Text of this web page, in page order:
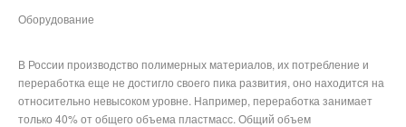
Оборудование
В России производство полимерных материалов, их потребление и
переработка еще не достигло своего пика развития, оно находится на
относительно невысоком уровне. Например, переработка занимает
только 40% от общего объема пластмасс. Общий объем